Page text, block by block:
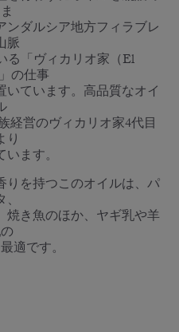
ダルシア地方フィラブレ
脈
る「ヴィカリオ家（El
の仕事
ています。高品質なオイ
経営のヴィカリオ家4代目
り
ます。
りを持つこのオイルは、パ
焼き魚のほか、ヤギ乳や羊
適です。